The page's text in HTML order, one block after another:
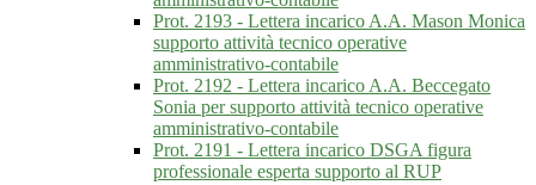
Prot. 2193 - Lettera incarico A.A. Mason Monica
supporto attività tecnico operative
amministrativo-contabile
Prot. 2192 - Lettera incarico A.A. Beccegato
Sonia per supporto attività tecnico operative
amministrativo-contabile
Prot. 2191 - Lettera incarico DSGA figura
professionale esperta supporto al RUP